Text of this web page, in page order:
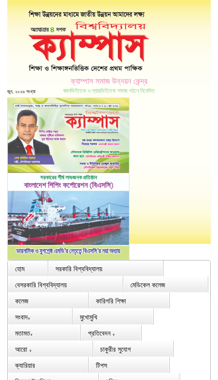
ক্যাম্পাস সমাজ উন্নয়ন কেন্দ্র
জ্ঞানভিত্তিক ও ন্যায়ভিত্তিক সমাজ গঠনে নিবেদিত
জুন, ২০২৬ সংখ্যা
হোম
সরকারি বিশ্ববিদ্যালয়
বেসরকারি বিশ্ববিদ্যালয়
মেডিকেল কলেজ
কলেজ
কারিগরি শিক্ষা
সংবাদ∨
মুখোমুখি
মতামত∨ প্রতিবেদন ∨
আরো ∨
চাকুরীর সুযোগ
ক্যারিয়ার
টিপস